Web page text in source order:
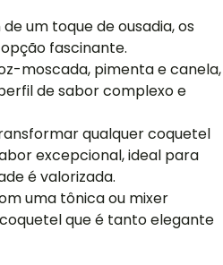
um toque de ousadia, os
fascinante.
moscada, pimenta e canela,
de sabor complexo e
qualquer coquetel
excepcional, ideal para
é valorizada.
uma tônica ou mixer
que é tanto elegante